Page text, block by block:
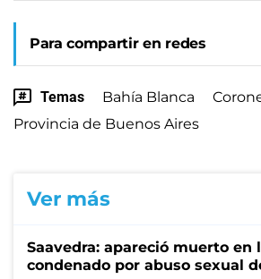
Para compartir en redes
Temas Bahía Blanca
Provincia de Buenos Aires
Ver más
Saavedra: apareció muerto en
condenado por abuso sexual